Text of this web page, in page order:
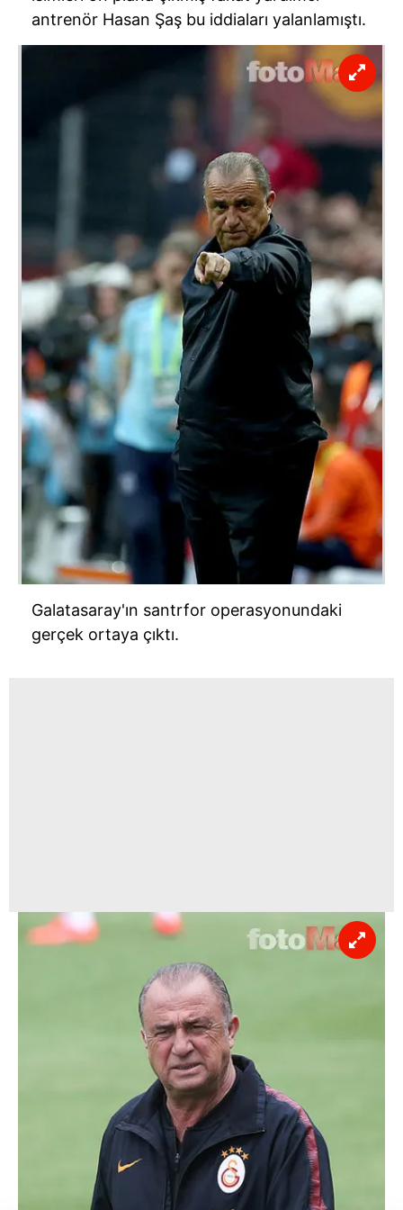
antrenör Hasan Şaş bu iddiaları yalanlamıştı.
Galatasaray'ın santrfor operasyonundaki
gerçek ortaya çıktı.